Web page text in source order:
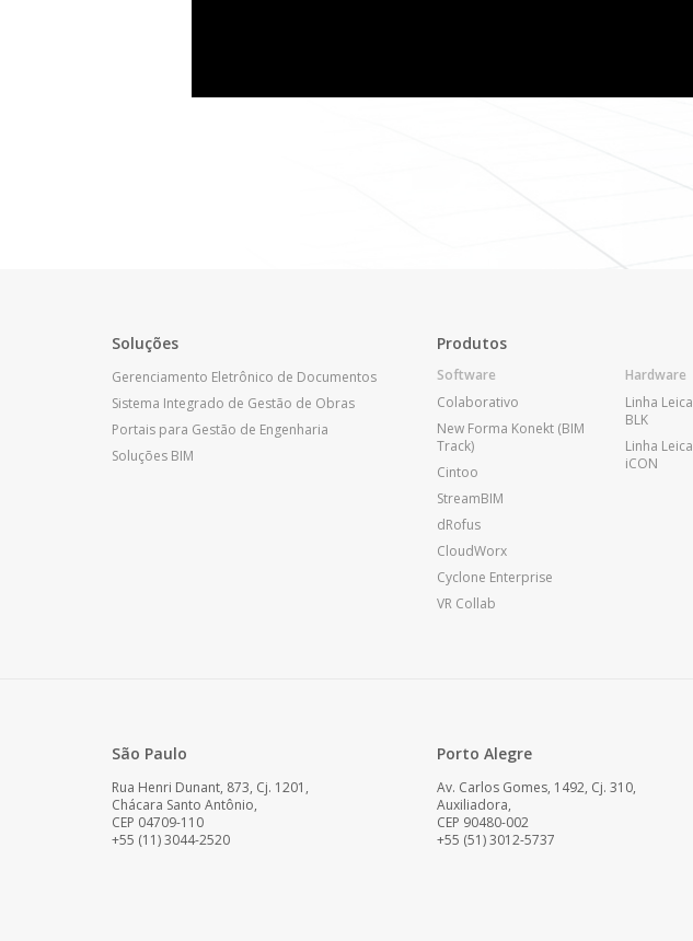
Soluções
Gerenciamento Eletrônico de Documentos
Sistema Integrado de Gestão de Obras
Portais para Gestão de Engenharia
Soluções BIM
Produtos
Software
Colaborativo
New Forma Konekt (BIM
Track)
Cintoo
StreamBIM
dRofus
CloudWorx
Cyclone Enterprise
VR Collab
Hardware
Linha Leica
BLK
Linha Leica
iCON
São Paulo
Rua Henri Dunant, 873, Cj. 1201,
Chácara Santo Antônio,
CEP 04709-110
+55 (11) 3044-2520
Porto Alegre
Av. Carlos Gomes, 1492, Cj. 310,
Auxiliadora,
CEP 90480-002
+55 (51) 3012-5737